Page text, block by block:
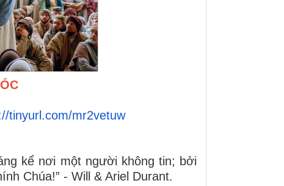
tinyurl.com/mr2vetuw
kể nơi một người không tin; bởi
Chúa!” - Will & Ariel Durant.